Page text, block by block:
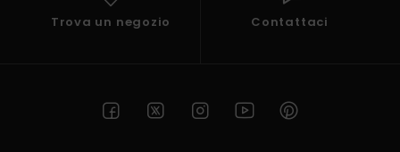
Trova un negozio Contattaci